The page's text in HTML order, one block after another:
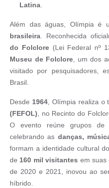
Latina
Além das águas, Olímpia é
brasileira . Reconhecida
do Folclore(Lei Federal nº
Museu de Folclore , um dos
visitado por pesquisadores,
Brasil.
Desde 1964, Olímpia realiza o
(FEFOL) , no Recinto do
O evento reúne grupos de
celebrando as danças,
formam a identidade cultural
de 160 mil visitantes em suas
de 2020 e 2021, inovou ao
híbrido.